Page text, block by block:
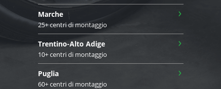
Marche
25+ centri di montaggio
›
Trentino-Alto Adige
10+ centri di montaggio
›
Puglia
60+ centri di montaggio
›